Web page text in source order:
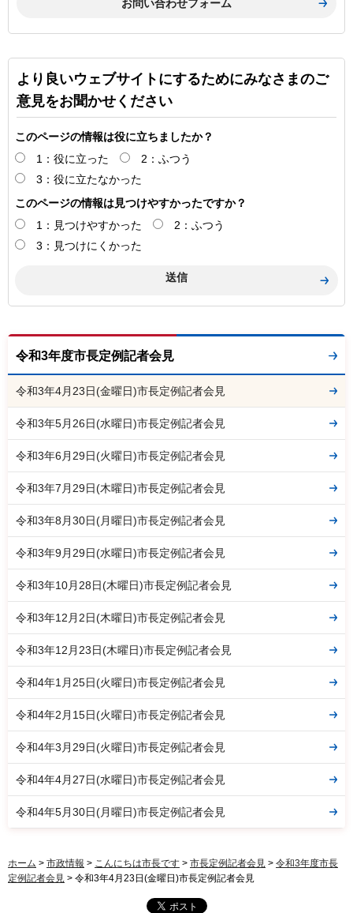
より良いウェブサイトにするためにみなさまのご
意見をお聞かせください
このページの情報は役に立ちましたか？
1：役に立った
2：ふつう
3：役に立たなかった
このページの情報は見つけやすかったですか？
1：見つけやすかった
2：ふつう
3：見つけにくかった
令和3年度市長定例記者会見
令和3年4月23日(金曜日)市長定例記者会見
令和3年5月26日(水曜日)市長定例記者会見
令和3年6月29日(火曜日)市長定例記者会見
令和3年7月29日(木曜日)市長定例記者会見
令和3年8月30日(月曜日)市長定例記者会見
令和3年9月29日(水曜日)市長定例記者会見
令和3年10月28日(木曜日)市長定例記者会見
令和3年12月2日(木曜日)市長定例記者会見
令和3年12月23日(木曜日)市長定例記者会見
令和4年1月25日(火曜日)市長定例記者会見
令和4年2月15日(火曜日)市長定例記者会見
令和4年3月29日(火曜日)市長定例記者会見
令和4年4月27日(水曜日)市長定例記者会見
令和4年5月30日(月曜日)市長定例記者会見
ホーム > 市政情報 > こんにちは市長です > 市長定例記者会見 > 令和3年度市長
定例記者会見 > 令和3年4月23日(金曜日)市長定例記者会見